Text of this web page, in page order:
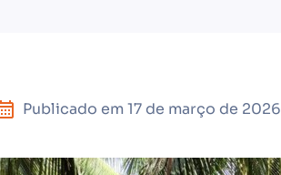
Publicado em 17 de março de 2026